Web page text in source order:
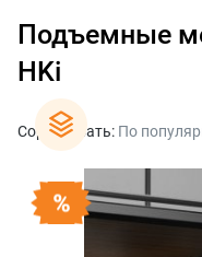
Подъемные
HKi
Сортировать: По